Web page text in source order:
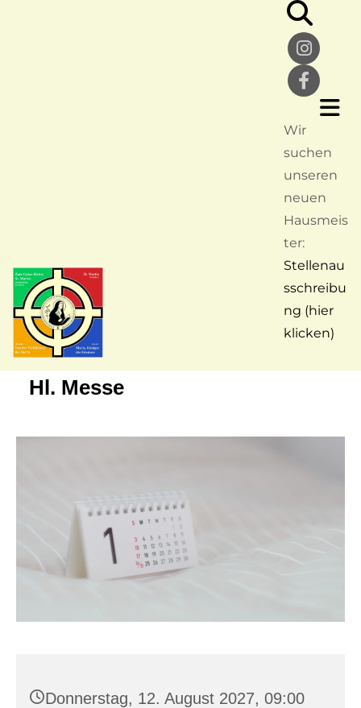
Wir
suchen
unseren
neuen
Hausmeis
ter:
Stellenau
sschreibu
ng (hier
klicken)
Hl. Messe
Donnerstag, 12. August 2027, 09:00